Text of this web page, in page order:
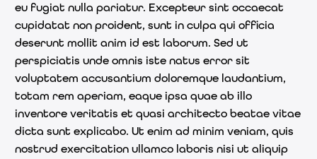
eu fugiat nulla pariatur. Excepteur sint occaecat
cupidatat non proident, sunt in culpa qui officia
deserunt mollit anim id est laborum. Sed ut
perspiciatis unde omnis iste natus error sit
voluptatem accusantium doloremque laudantium,
totam rem aperiam, eaque ipsa quae ab illo
inventore veritatis et quasi architecto beatae vitae
dicta sunt explicabo. Ut enim ad minim veniam, quis
nostrud exercitation ullamco laboris nisi ut aliquip